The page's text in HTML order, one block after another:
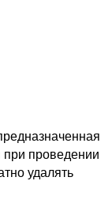
проведении
удалять